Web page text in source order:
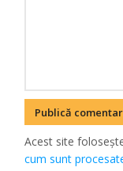
Acest site
cum sunt